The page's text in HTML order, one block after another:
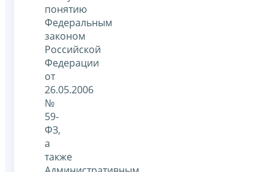
понятию
Федеральным
законом
Российской
Федерации
от
26.05.2006
№
59-
ФЗ,
а
также